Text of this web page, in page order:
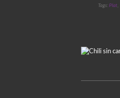
Tags: Plat,